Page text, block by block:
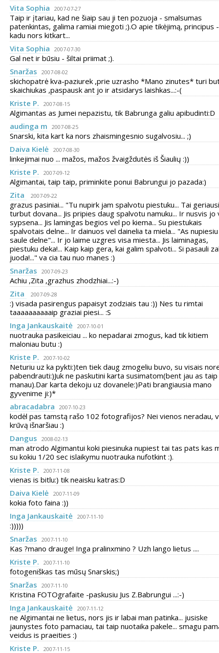
Vita Sophia
2007-07-27
Taip ir įtariau, kad ne šiaip sau ji ten pozuoja - smalsumas
patenkintas, galima ramiai miegoti ;).O apie tikėjimą, principus -
kadu nors kitkart...
Vita Sophia
2007-07-30
Gal net ir būsiu - šiltai priimat ;).
Snaržas
2007-08-02
skichopatrė kva-paziurek ,prie uzrasho *Mano zinutes* turi
skaichiukas ,paspausk ant jo ir atsidarys laishkas...:-(
Kriste P.
2007-08-15
Algimantas as Jumei nepazistu, tik Babrunga galiu apibudinti:D
audinga m
2007-08-25
Snarski, kita kart ka nors zhaismingesnio sugalvosiu... ;)
Daiva Kielė
2007-08-30
linkejimai nuo ... mažos, mažos žvaigždutės iš Šiaulių :))
Kriste P.
2007-09-12
Algimantai, taip taip, priminkite ponui Babrungui jo pazada:)
Zita
2007-09-22
grazus pasiniai... "Tu nupirk jam spalvotu piestuku... Tai
turbut dovana... Jis pripies daug spalvotu namuku... Ir nusvis jo
sypsena... Jis lamingas begios vel po kiema... Su piestukais
spalvotais delne... Ir dainuos vel dainelia ta miela... "As
saule delne"... Ir jo laime uzgres visa miesta... Jis laiminagas,
piestuku deka!... Kaip kaip gera, kai galim spalvoti... Si pasauli
juoda!..." va cia tau nuo manes :)
Snaržas
2007-09-23
Achiu ,Zita ,grazhus zhodzhiai...:-)
Zita
2007-09-28
:) visada pasirengus papaisyt zodziais tau :)) Nes tu rimtai
taaaaaaaaaaip graziai piesi... :S
Inga Jankauskaitė
2007-10-01
nuotrauka pasikeiciau ... ko nepadarai zmogus, kad tik kitiem
maloniau butu :)
Kriste P.
2007-10-02
Neturiu uz ka pykti:)ten tiek daug zmogeliu buvo, su visais
pabendrauti:)Juk ne paskutini karta susimatom(bent jau as taip
manau).Dar karta dekoju uz dovanele:)Pati brangiausia mano
gyvenime ji:)*
abracadabra
2007-10-23
kodėl pas tamstą rašo 102 fotografijos? Nei vienos neradau,
krūvą išnaršiau :)
Dangus
2008-02-13
man atrodo Algimantui koki piesinuka nupiest tai tas pats kas
su kokiu 1/20 sec islaikymu nuotrauka nufotkint :).
Kriste P.
2007-11-08
vienas is bitlu:) tik neaisku katras:D
Daiva Kielė
2007-11-09
kokia foto faina :))
Inga Jankauskaitė
2007-11-10
:)))))
Snaržas
2007-11-10
Kas ?mano drauge! Inga pralinxmino ? Uzh lango lietus ....
Kriste P.
2007-11-10
fotogeniškas tas mūsų Snarskis;)
Snaržas
2007-11-10
Kristina FOTOgrafaite -paskusiu Jus Z.Babrungui ...:-)
Inga Jankauskaitė
2007-11-12
ne Algimantai ne lietus, nors jis ir labai man patinka... jusiske
jaunystes foto pamaciau, tai taip nuotaika pakele... smagu
veidus is praeities :)
Kriste P.
2007-11-15